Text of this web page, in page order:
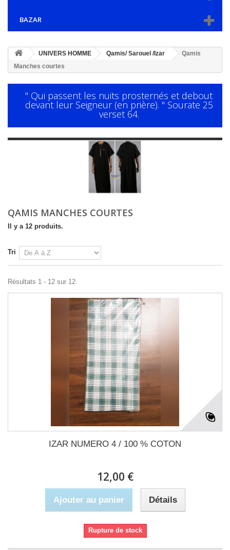
BAZAR
UNIVERS HOMME Qamis/ Sarouel /Izar
Qamis
Manches courtes
" Qui passent les nuits prosternés et debout
devant leur Seigneur (en prière). " Sourate 25
verset 64.
QAMIS MANCHES COURTES
Il y a 12 produits.
Tri
Résultats 1 - 12 sur 12.
IZAR NUMERO 4 / 100 % COTON
12,00 €
Ajouter au panier Détails
Rupture de stock